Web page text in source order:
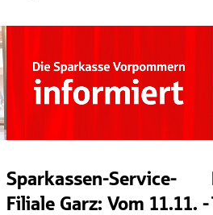
Sparkassen-Service-
Filiale Garz: Vom 11.11. -